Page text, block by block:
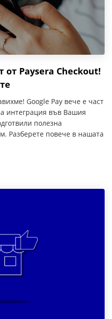
от Paysera Checkout!
Google Pay вече е част
интеграция във Вашия
полезна
Разберете повече в нашата